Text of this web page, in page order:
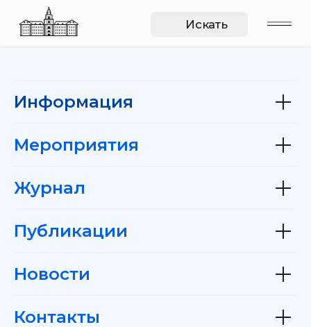
Информация
Мероприятия
Журнал
Публикации
Новости
Контакты